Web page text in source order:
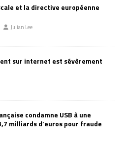
et la directive européenne
Julian Lee
sur internet est sévèrement
condamne USB à une
milliards d’euros pour fraude